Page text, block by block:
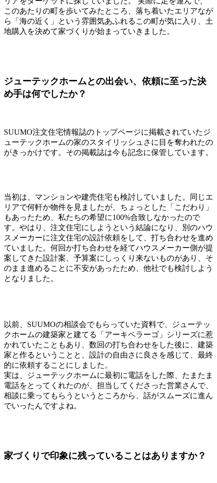
このあたりの町を歩いてみたところ、落ち着いたエリアなが
ら「海の近く」という雰囲気あふれるこの町が気に入り、土
地購入を決めて家づくりが始まっていきました。
ジューテックホームとの出会い、依頼に至った決
め手は何でしたか？
SUUMO注文住宅情報誌のトップページに掲載されていたジ
ューテックホームの家のスタイリッシュさに目を奪われたの
がきっかけです。その掲載誌は今も記念に保管しています。
当初は、マンションや建売住宅も検討していました。同じエ
リアで何軒か物件を見ましたが、ちょっとした「こだわり」
もあったため、私たちの希望に100%合致しなかったので
す。やはり、注文住宅にしようという結論になり、別のハウ
スメーカーに注文住宅の設計依頼をして、打ち合わせを進め
ていました。何回か打ち合わせを経てハウスメーカー側が提
案してきた設計案、予算案にしっくり来ないものがあり、そ
のまま進めることに不安があったため、他社でも検討しよう
となりました。
以前、SUUMOの相談会でもらっていた資料で、ジューテッ
クホームの建築家と建てる「アーキペラーゴ」シリーズに惹
かれていたこともあり、数回の打ち合わせをした後に、建築
家と作るということと、設計の自由さに良さを感じて、最終
的に依頼することにしました。
実は、ジューテックホームに最初に電話をした際、たまたま
電話をとってくれたのが、担当してくださった営業さんで、
相談に乗ってもらうというところから、話がスムーズに進ん
でいったんですよね。
家づくりで印象に残っていることはありますか？